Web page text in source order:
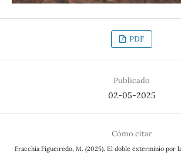
PDF
Publicado
02-05-2025
Cómo citar
Fracchia Figueiredo, M. (2025). El doble exterminio por